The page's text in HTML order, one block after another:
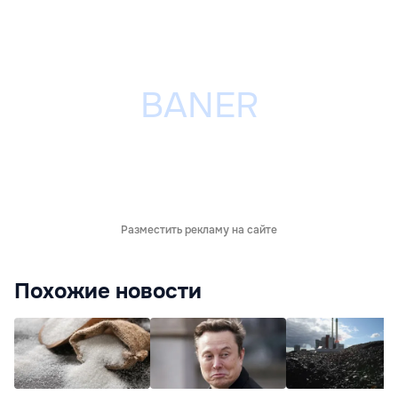
Разместить рекламу на сайте
Похожие новости